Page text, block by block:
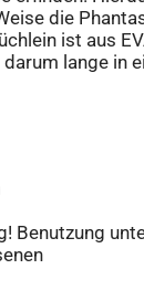
die
ist aus
lange in
Benutzung